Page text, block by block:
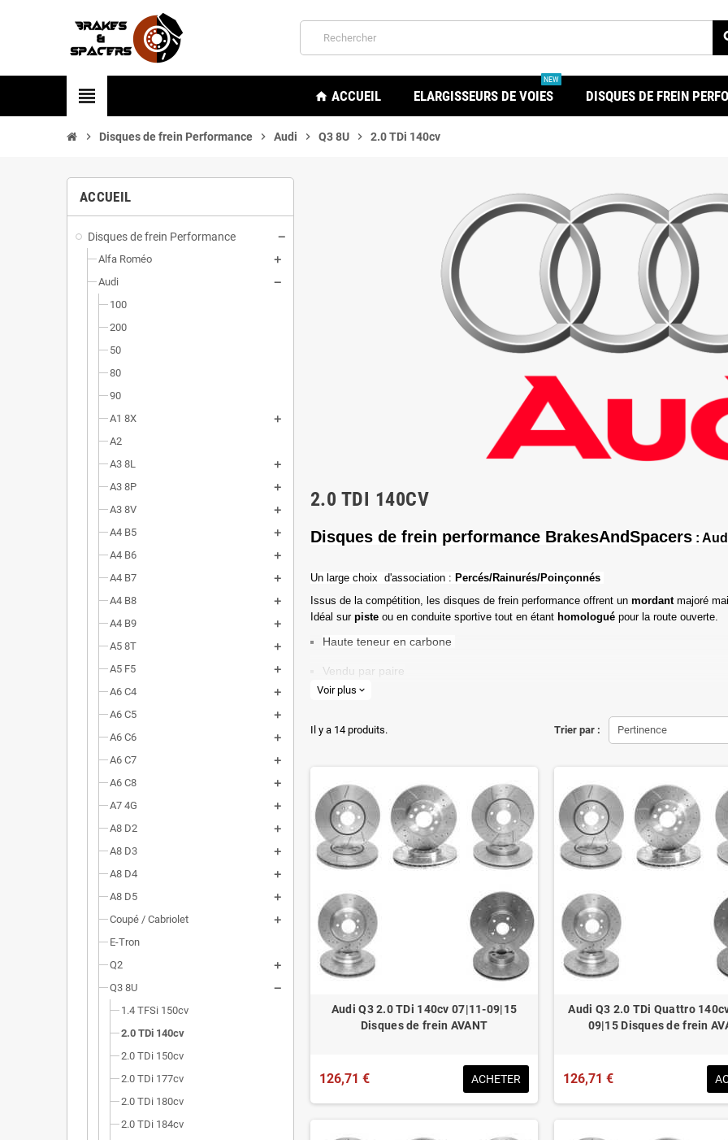
view_headline home ACCUEIL ELARGISSEURS DE VOIES
NEW
DISQUES DE FREIN
chevron_right Disques de frein Performance chevron_right Audi chevron_right Q3 8U chevron_right 2.0 TDi 140cv
ACCUEIL
Disques de frein Performance
Alfa Roméo
Audi
100
200
50
80
90
A1 8X
A2
A3 8L
A3 8P
A3 8V
A4 B5
A4 B6
A4 B7
A4 B8
A4 B9
A5 8T
A5 F5
A6 C4
A6 C5
A6 C6
A6 C7
A6 C8
A7 4G
A8 D2
A8 D3
A8 D4
A8 D5
Coupé / Cabriolet
E-Tron
Q2
Q3 8U
1.4 TFSi 150cv
2.0 TDi 140cv
2.0 TDi 150cv
2.0 TDi 177cv
2.0 TDi 180cv
2.0 TDi 184cv
2.0 TDI 140CV
Disques de frein performance BrakesAndSpacers :
Un l arge choix d'association : Percés/Rainurés/Poinçonnés
Issus de la compétition, les disques de frein performance offrent un mordant majoré
Idéal sur piste ou en conduite sportive tout en étant homologué pour la route ouverte.
Haute teneur en carbone
Vendu par paire
Valeur de friction maximale
Dimensions d'origine respectées
Poids réduit de 20% en moyenne
Homologué pour le contrôle technique
Voir plus expand_more
Trier par : Pertinence
Il y a 14 produits.
Audi Q3 2.0 TDi 140cv 07|11-09|15
Disques de frein AVANT
126,71 € ACHETER
Audi Q3 2.0 TDi Quattro
09|15 Disques de frein
126,71 €